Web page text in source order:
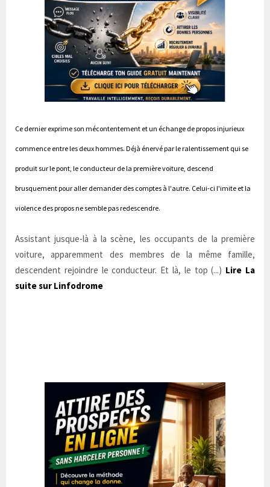
Ce dernier exprime son mécontentement et un échange de propos injurieux
commence entre les deux hommes. Déjà énervé par le ralentissement qui se
produit sur le pont, le conducteur de la première voiture, descend
brusquement pour aller demander des comptes à l'autre. Celui-ci l'imite et la
violence des propos ne semble pas redescendre.
Assistant jusque-là à la scène, les occupants de la première
voiture, apparemment des membres de la même famille,
descendent rejoindre le conducteur. Et là, le top (...) Lire La
suite sur Linfodrome